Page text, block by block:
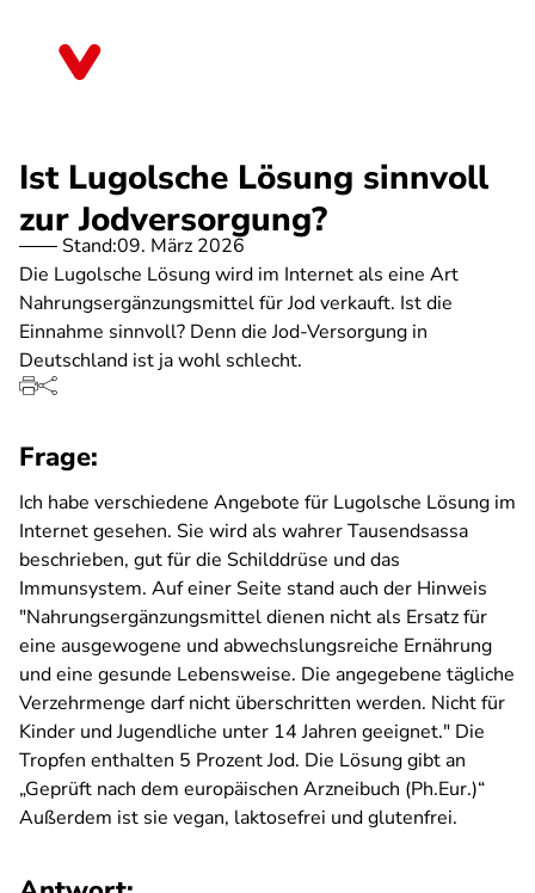
Ist Lugolsche Lösung sinnvoll
zur Jodversorgung?
Stand:09. März 2026
Die Lugolsche Lösung wird im Internet als eine Art
Nahrungsergänzungsmittel für Jod verkauft. Ist die
Einnahme sinnvoll? Denn die Jod-Versorgung in
Deutschland ist ja wohl schlecht.
Frage:
Ich habe verschiedene Angebote für Lugolsche Lösung im
Internet gesehen. Sie wird als wahrer Tausendsassa
beschrieben, gut für die Schilddrüse und das
Immunsystem. Auf einer Seite stand auch der Hinweis
"Nahrungsergänzungsmittel dienen nicht als Ersatz für
eine ausgewogene und abwechslungsreiche Ernährung
und eine gesunde Lebensweise. Die angegebene tägliche
Verzehrmenge darf nicht überschritten werden. Nicht für
Kinder und Jugendliche unter 14 Jahren geeignet." Die
Tropfen enthalten 5 Prozent Jod. Die Lösung gibt an
„Geprüft nach dem europäischen Arzneibuch (Ph.Eur.)“
Außerdem ist sie vegan, laktosefrei und glutenfrei.